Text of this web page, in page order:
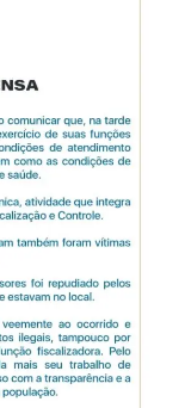
a
não se intimida
ao lado do povo